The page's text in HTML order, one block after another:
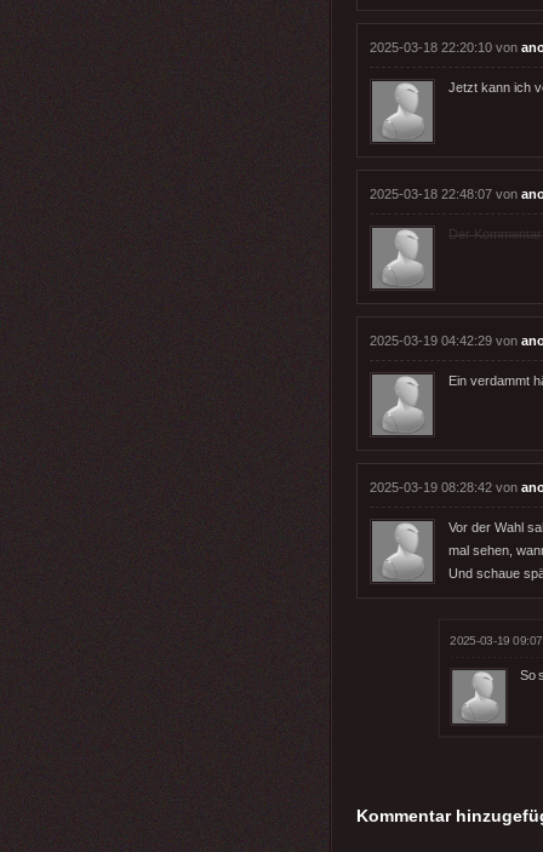
2025-03-18 22:20:10 von
Jetzt kann ich
2025-03-18 22:48:07 von
Der
2025-03-19 04:42:29 von
Ein verdammt
2025-03-19 08:28:42 von
Vor der Wahl
mal sehen,
Und schaue
2025-03-19
So
Kommentar